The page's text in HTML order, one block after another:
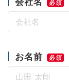
必須
お名前 必須